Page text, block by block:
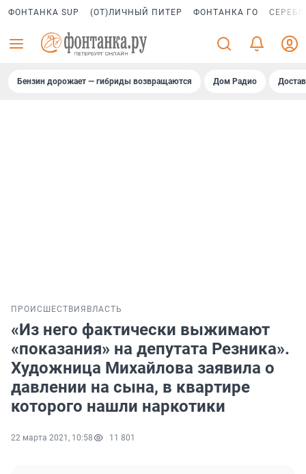
ФОНТАНКА SUP (ОТ)ЛИЧНЫЙ ПИТЕР ФОНТАНКА ГО
Бензин дорожает — гибриды возвращаются Дом Радио
ПРОИСШЕСТВИЯ ВЛАСТЬ
«Из него фактически выжимают
«показания» на депутата Резника».
Художница Михайлова заявила о
давлении на сына, в квартире
которого нашли наркотики
22 марта 2021, 10:58 11 801